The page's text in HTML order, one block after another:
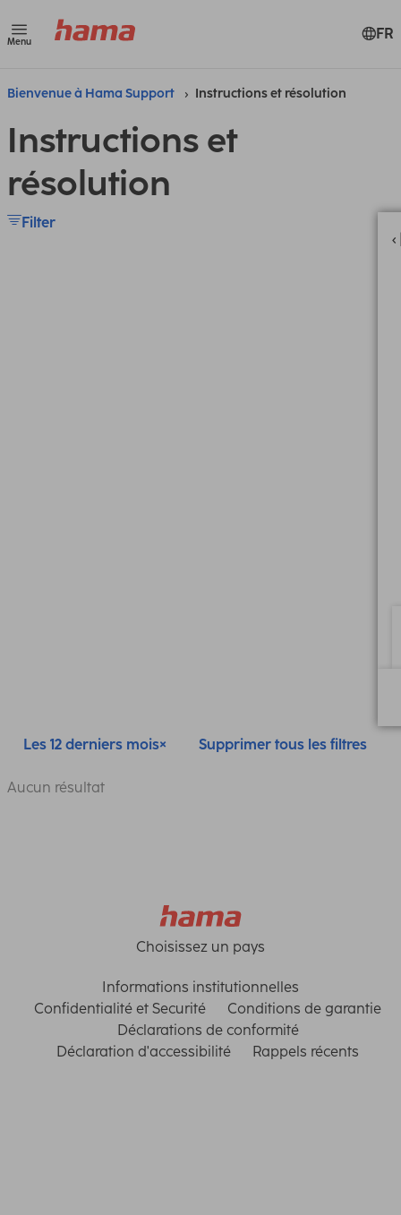
Menu FR
Bienvenue à Hama Support Instructions et résolution
Instructions et
résolution
Filter
Les 12 derniers mois Supprimer tous les filtres
Aucun résultat
Choisissez un pays
Informations institutionnelles
Confidentialité et Securité
Conditions de garantie
Déclarations de conformité
Déclaration d'accessibilité
Rappels récents